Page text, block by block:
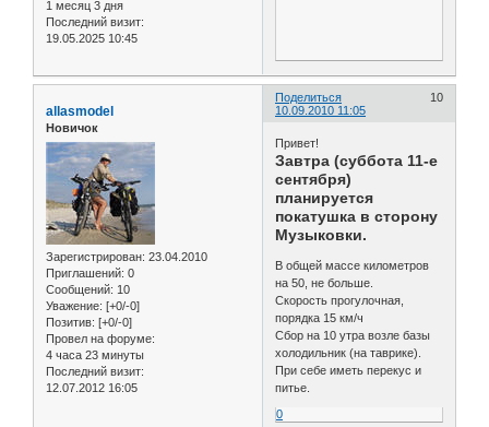
1 месяц 3 дня
Последний визит:
19.05.2025 10:45
Поделиться
10
10.09.2010 11:05
allasmodel
Новичок
Зарегистрирован: 23.04.2010
Приглашений: 0
Сообщений: 10
Уважение: [+0/-0]
Позитив: [+0/-0]
Провел на форуме:
4 часа 23 минуты
Последний визит:
12.07.2012 16:05
Привет!
Завтра (суббота 11-е
сентября)
планируется
покатушка в сторону
Музыковки.
В общей массе километров
на 50, не больше.
Скорость прогулочная,
порядка 15 км/ч
Сбор на 10 утра возле базы
холодильник (на таврике).
При себе иметь перекус и
питье.
0